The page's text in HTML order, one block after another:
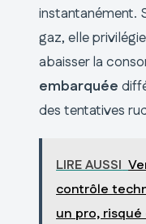
instantanément.
gaz, elle
abaisser la
embarquée
des tentatives
LIRE AUSSI
contrôle
un pro,